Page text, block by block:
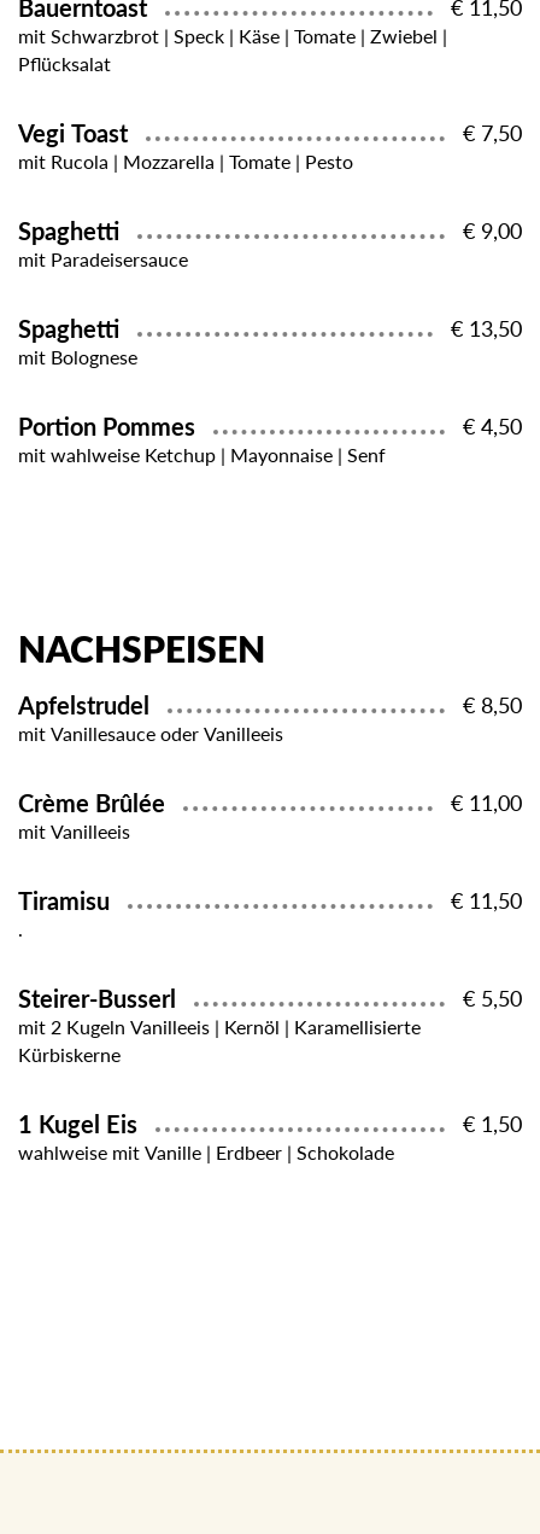
Bauerntoast € 11,50
mit Schwarzbrot | Speck | Käse | Tomate | Zwiebel |
Pflücksalat
Vegi Toast € 7,50
mit Rucola | Mozzarella | Tomate | Pesto
Spaghetti € 9,00
mit Paradeisersauce
Spaghetti € 13,50
mit Bolognese
Portion Pommes € 4,50
mit wahlweise Ketchup | Mayonnaise | Senf
NACHSPEISEN
Apfelstrudel € 8,50
mit Vanillesauce oder Vanilleeis
Crème Brûlée € 11,00
mit Vanilleeis
Tiramisu € 11,50
.
Steirer-Busserl € 5,50
mit 2 Kugeln Vanilleeis | Kernöl | Karamellisierte
Kürbiskerne
1 Kugel Eis € 1,50
wahlweise mit Vanille | Erdbeer | Schokolade